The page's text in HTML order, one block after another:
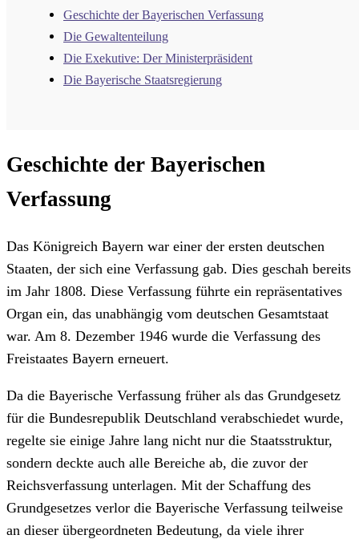
Geschichte der Bayerischen Verfassung
Die Gewaltenteilung
Die Exekutive: Der Ministerpräsident
Die Bayerische Staatsregierung
Geschichte der Bayerischen
Verfassung
Das Königreich Bayern war einer der ersten deutschen
Staaten, der sich eine Verfassung gab. Dies geschah bereits
im Jahr 1808. Diese Verfassung führte ein repräsentatives
Organ ein, das unabhängig vom deutschen Gesamtstaat
war. Am 8. Dezember 1946 wurde die Verfassung des
Freistaates Bayern erneuert.
Da die Bayerische Verfassung früher als das Grundgesetz
für die Bundesrepublik Deutschland verabschiedet wurde,
regelte sie einige Jahre lang nicht nur die Staatsstruktur,
sondern deckte auch alle Bereiche ab, die zuvor der
Reichsverfassung unterlagen. Mit der Schaffung des
Grundgesetzes verlor die Bayerische Verfassung teilweise
an dieser übergeordneten Bedeutung, da viele ihrer